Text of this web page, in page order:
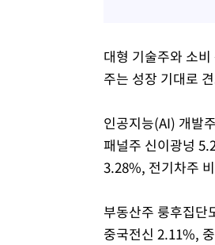
대형 기술주와 소
주는 성장 기대로
인공지능(AI) 개발
패널주 신이광넝
3.28%, 전기차주
부동산주 룽후집단
중국전신 2.11%,